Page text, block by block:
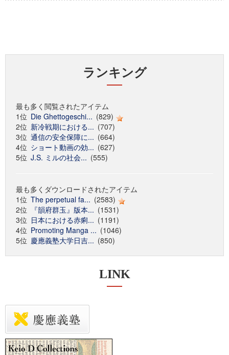
ランキング
最も多く閲覧されたアイテム
1位 Die Ghettogeschi... (829)
2位 新冷戦期における... (707)
3位 通信の安全保障に... (664)
4位 ショート動画の効... (627)
5位 J.S. ミルの社会... (555)
最も多くダウンロードされたアイテム
1位 The perpetual fa... (2583)
2位
『韻府群玉』版本... (1531)
3位 日本における赤痢... (1191)
4位 Promoting Manga ... (1046)
5位 慶應義塾大学日吉... (850)
LINK